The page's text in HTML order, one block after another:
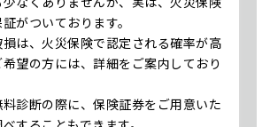
がついております。
は、火災保険で認定される確率が高
望の方には、詳細をご案内しており
診断の際に、保険証券をご用意いた